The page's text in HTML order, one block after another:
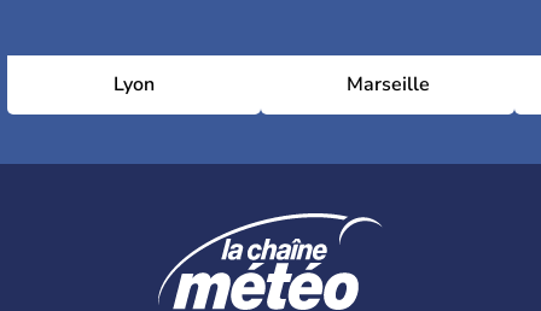
Lyon Marseille